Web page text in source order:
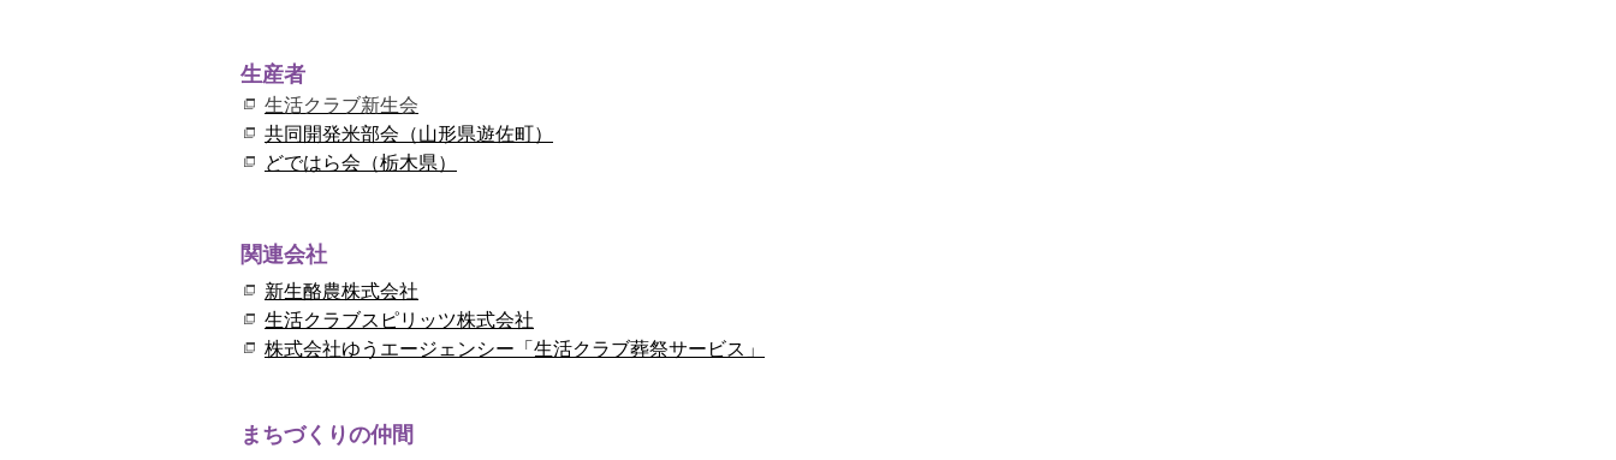
生産者
生活クラブ新生会
共同開発米部会（山形県遊佐町）
どではら会（栃木県）
関連会社
新生酪農株式会社
生活クラブスピリッツ株式会社
株式会社ゆうエージェンシー「生活クラブ葬祭サービス」
まちづくりの仲間